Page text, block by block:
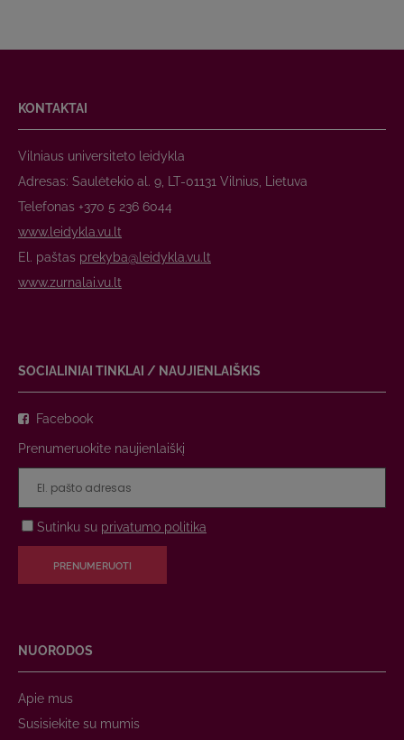
KONTAKTAI
Vilniaus universiteto leidykla
Adresas: Saulėtekio al. 9, LT-01131 Vilnius, Lietuva
Telefonas +370 5 236 6044
www.leidykla.vu.lt
El. paštas prekyba@leidykla.vu.lt
www.zurnalai.vu.lt
SOCIALINIAI TINKLAI / NAUJIENLAIŠKIS
Facebook
Prenumeruokite naujienlaiškį
Sutinku su privatumo politika
PRENUMERUOTI
NUORODOS
Apie mus
Susisiekite su mumis